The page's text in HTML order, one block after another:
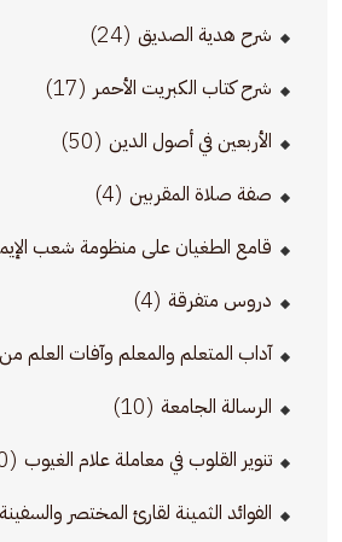
شرح هدية الصديق (24)
شرح كتاب الكبريت الأحمر (17)
الأربعين في أصول الدين (50)
صفة صلاة المقربين (4)
قامع الطغيان على منظومة شعب
دروس متفرقة (4)
آداب المتعلم والمعلم وآفات العلم من
الرسالة الجامعة (10)
تنوير القلوب في معاملة علام الغيوب (10)
الفوائد الثمينة لقارئ المختصر والسفينة